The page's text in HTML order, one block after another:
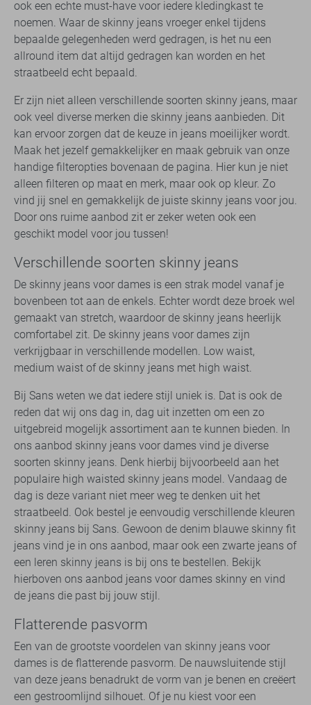
ook een echte must-have voor iedere kledingkast te
noemen. Waar de skinny jeans vroeger enkel tijdens
bepaalde gelegenheden werd gedragen, is het nu een
allround item dat altijd gedragen kan worden en het
straatbeeld echt bepaald.
Er zijn niet alleen verschillende soorten skinny jeans, maar
ook veel diverse merken die skinny jeans aanbieden. Dit
kan ervoor zorgen dat de keuze in jeans moeilijker wordt.
Maak het jezelf gemakkelijker en maak gebruik van onze
handige filteropties bovenaan de pagina. Hier kun je niet
alleen filteren op maat en merk, maar ook op kleur. Zo
vind jij snel en gemakkelijk de juiste skinny jeans voor jou.
Door ons ruime aanbod zit er zeker weten ook een
geschikt model voor jou tussen!
Verschillende soorten skinny jeans
De skinny jeans voor dames is een strak model vanaf je
bovenbeen tot aan de enkels. Echter wordt deze broek wel
gemaakt van stretch, waardoor de skinny jeans heerlijk
comfortabel zit. De skinny jeans voor dames zijn
verkrijgbaar in verschillende modellen. Low waist,
medium waist of de skinny jeans met high waist.
Bij Sans weten we dat iedere stijl uniek is. Dat is ook de
reden dat wij ons dag in, dag uit inzetten om een zo
uitgebreid mogelijk assortiment aan te kunnen bieden. In
ons aanbod skinny jeans voor dames vind je diverse
soorten skinny jeans. Denk hierbij bijvoorbeeld aan het
populaire high waisted skinny jeans model. Vandaag de
dag is deze variant niet meer weg te denken uit het
straatbeeld. Ook bestel je eenvoudig verschillende kleuren
skinny jeans bij Sans. Gewoon de denim blauwe skinny fit
jeans vind je in ons aanbod, maar ook een zwarte jeans of
een leren skinny jeans is bij ons te bestellen. Bekijk
hierboven ons aanbod jeans voor dames skinny en vind
de jeans die past bij jouw stijl.
Flatterende pasvorm
Een van de grootste voordelen van skinny jeans voor
dames is de flatterende pasvorm. De nauwsluitende stijl
van deze jeans benadrukt de vorm van je benen en creëert
een gestroomlijnd silhouet. Of je nu kiest voor een